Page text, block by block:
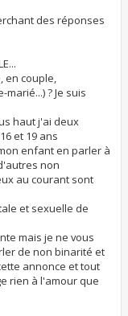
des réponses
en couple,
? Je suis
haut j'ai deux
et 19 ans
enfant en parler à
non
au courant sont
et sexuelle de
mais je ne vous
de non binarité et
annonce et tout
rien à l'amour que